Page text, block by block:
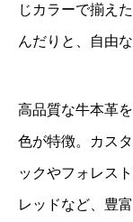
じカラーで揃え
んだりと、自由
高品質な牛本革
色が特徴。カス
ックやフォレス
レッドなど、豊